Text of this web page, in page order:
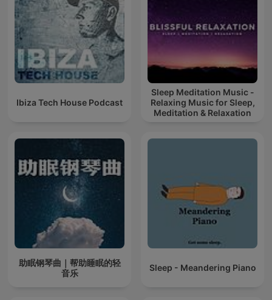
Ibiza Tech House Podcast
Sleep Meditation Music -
Relaxing Music for Sleep,
Meditation & Relaxation
助眠钢琴曲｜帮助睡眠的轻
音乐
Sleep - Meandering Piano